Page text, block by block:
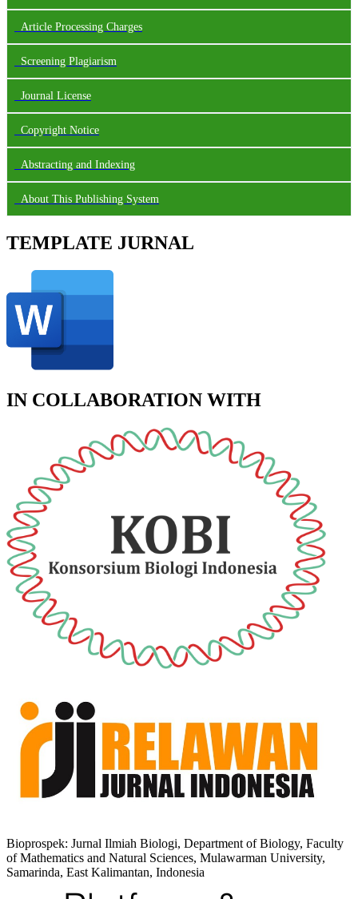
Article Processing Charges
Screening Plagiarism
Journal License
Copyright Notice
Abstracting and Indexing
About This Publishing System
TEMPLATE JURNAL
IN COLLABORATION WITH
Bioprospek: Jurnal Ilmiah Biologi, Department of Biology, Faculty
of Mathematics and Natural Sciences, Mulawarman University,
Samarinda, East Kalimantan, Indonesia